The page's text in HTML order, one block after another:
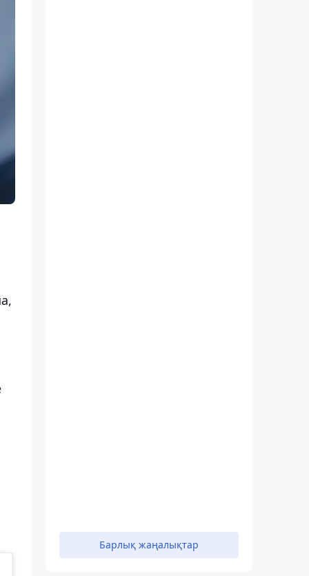
Барлық жаңалықтар